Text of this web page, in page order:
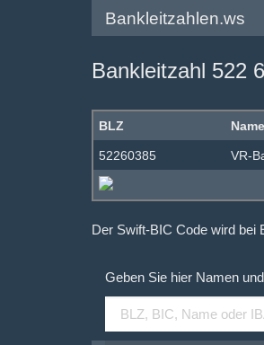
Bankleitzahlen.ws
Bankleitzahl 522
BLZ
52260385 VR-
Der Swift-BIC Code wird bei
Geben Sie hier Namen